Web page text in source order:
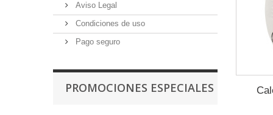
Aviso Legal
Condiciones de uso
Pago seguro
PROMOCIONES ESPECIALES